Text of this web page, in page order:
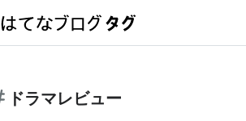
ドラマレビュー